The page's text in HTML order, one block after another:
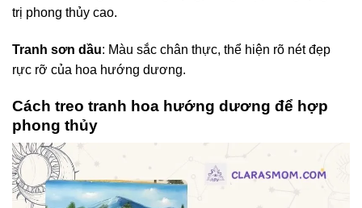
trị phong thủy cao.
Tranh sơn dầu: Màu sắc chân thực, thể hiện rõ nét đẹp
rực rỡ của hoa hướng dương.
Cách treo tranh hoa hướng dương để hợp
phong thủy